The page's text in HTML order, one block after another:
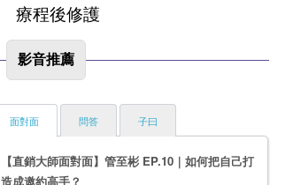
療程後修護
影音推薦
面對面
【直銷大師面對面】管至彬 EP.10｜如何把自己打
造成邀約高手？
問答 子曰